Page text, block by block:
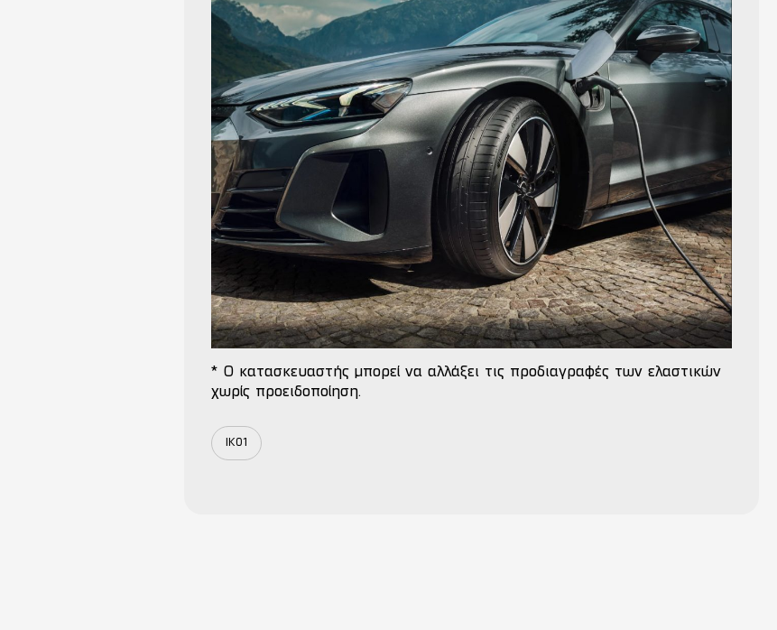
* Ο κατασκευαστής μπορεί να αλλάξει τις προδιαγραφές των ελαστικών
χωρίς προειδοποίηση.
IK01